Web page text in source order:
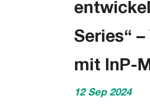
Series“
mit InP-
12 Sep 2024